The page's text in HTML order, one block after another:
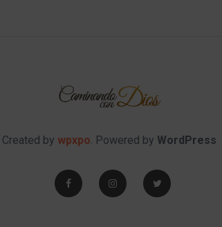
Created by wpxpo. Powered by WordPress